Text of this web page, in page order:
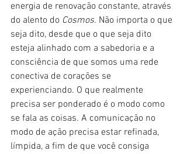
energia de renovação constante, através
do alento do Cosmos. Não importa o que
seja dito, desde que o que seja dito
esteja alinhado com a sabedoria e a
consciência de que somos uma rede
conectiva de corações se
experienciando. O que realmente
precisa ser ponderado é o modo como
se fala as coisas. A comunicação no
modo de ação precisa estar refinada,
límpida, a fim de que você consiga